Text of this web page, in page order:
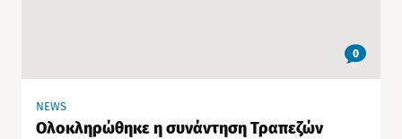
0
NEWS
Ολοκληρώθηκε η συνάντηση Τραπεζών